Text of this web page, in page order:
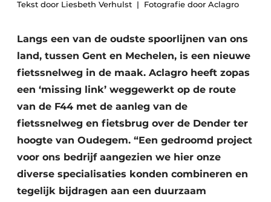
Tekst door Liesbeth Verhulst
Fotografie door Aclagro
Langs een van de oudste spoorlijnen van ons
land, tussen Gent en Mechelen, is een nieuwe
fietssnelweg in de maak. Aclagro heeft zopas
een ‘missing link’ weggewerkt op de route
van de F44 met de aanleg van de
fietssnelweg en fietsbrug over de Dender ter
hoogte van Oudegem. “Een gedroomd project
voor ons bedrijf aangezien we hier onze
diverse specialisaties konden combineren en
tegelijk bijdragen aan een duurzaam